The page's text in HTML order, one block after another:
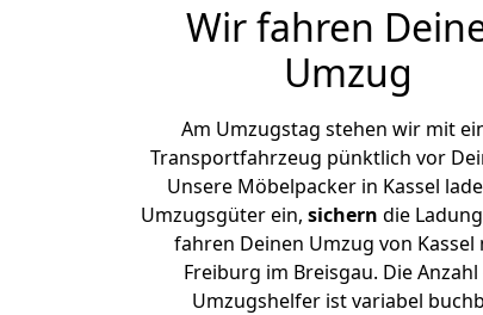
Wir fahren
Umzug
Am Umzugstag stehen wir mit
Transportfahrzeug pünktlich vor
Unsere Möbelpacker in Kassel
Umzugsgüter ein, sichern die
fahren Deinen Umzug von Kassel
Freiburg im Breisgau. Die
Umzugshelfer ist variabel